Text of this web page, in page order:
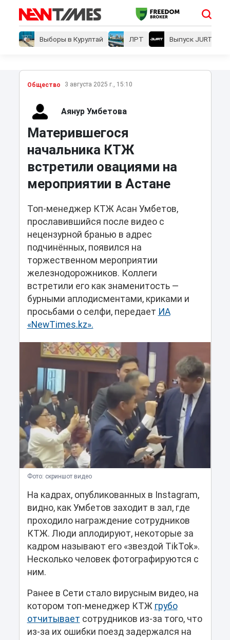
Выборы в Курултай ЛРТ Выпуск JURT
Общество 3 августа 2025 г., 15:10
Аянур Умбетова
Матерившегося
начальника КТЖ
встретили овациями на
мероприятии в Астане
Топ-менеджер КТЖ Асан Умбетов,
прославившийся после видео с
нецензурной бранью в адрес
подчинённых, появился на
торжественном мероприятии
железнодорожников. Коллеги
встретили его как знаменитость —
бурными аплодисментами, криками и
просьбами о селфи, передает ИА
«NewTimes.kz».
Фото: скриншот видео
На кадрах, опубликованных в Instagram,
видно, как Умбетов заходит в зал, где
проходило награждение сотрудников
КТЖ. Люди аплодируют, некоторые за
кадром называют его «звездой TikTok».
Несколько человек фотографируются с
ним.
Ранее в Сети стало вирусным видео, на
котором топ-менеджер КТЖ грубо
отчитывает сотрудников из-за того, что
из-за их ошибки поезд задержался на